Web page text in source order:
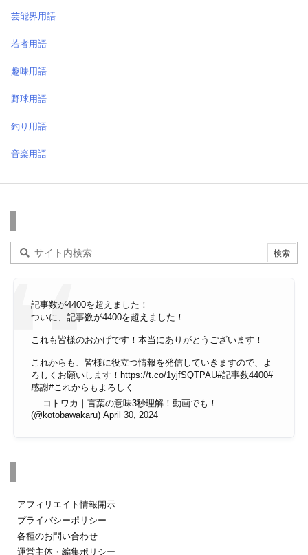
芸能界用語
若者用語
趣味用語
野球用語
釣り用語
音楽用語
記事数が4400を超えました！
ついに、記事数が4400を超えました！
これも皆様のおかげです！本当にありがとうございます！
これからも、皆様に役立つ情報を発信していきますので、よ
ろしくお願いします！ https://t.co/1yjfSQTPAU#記事数4400#
感謝#これからもよろしく
— コトワカ｜言葉の意味3秒理解！動画でも！
(@kotobawakaru) April 30, 2024
アフィリエイト情報開示
プライバシーポリシー
各種のお問い合わせ
運営主体・編集ポリシー